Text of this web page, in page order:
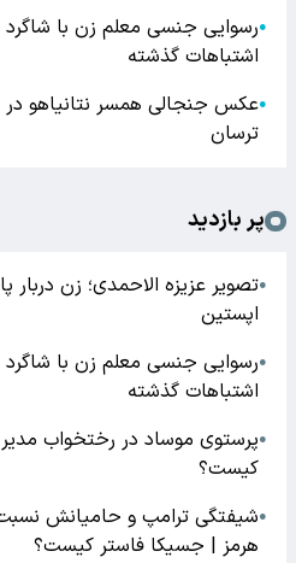
●
اشتباهات گذشته
●عکس جنجالی همسر نتانیاهو
ترسان
پر بازدید
●تصویر عزیزه الاحمدی؛ زن
اپستین
●
اشتباهات گذشته
●پرستوی موساد در رختخواب
کیست؟
●شیفتگی ترامپ و حامیانش
هرمز | جسیکا فاستر کیست؟